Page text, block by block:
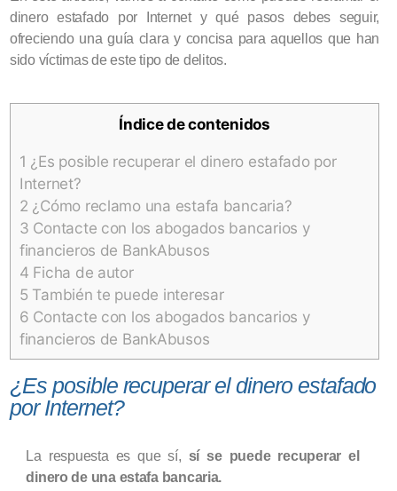
dinero estafado por Internet y qué pasos debes seguir,
ofreciendo una guía clara y concisa para aquellos que han
sido víctimas de este tipo de delitos.
Índice de contenidos
1 ¿Es posible recuperar el dinero estafado por
Internet?
2 ¿Cómo reclamo una estafa bancaria?
3 Contacte con los abogados bancarios y
financieros de BankAbusos
4 Ficha de autor
5 También te puede interesar
6 Contacte con los abogados bancarios y
financieros de BankAbusos
¿Es posible recuperar el dinero estafado
por Internet?
La respuesta es que sí, sí se puede recuperar el
dinero de una estafa bancaria.